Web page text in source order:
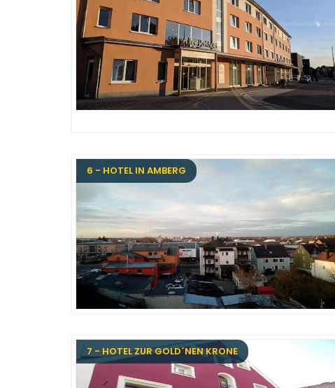
6 - HOTEL IN AMBERG
7 - HOTEL ZUR GOLD´NEN KRONE